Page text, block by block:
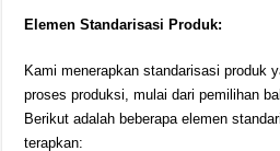
Elemen Standarisasi Produk:
Kami menerapkan standarisasi produk
proses produksi, mulai dari pemilihan
Berikut adalah beberapa elemen
terapkan: